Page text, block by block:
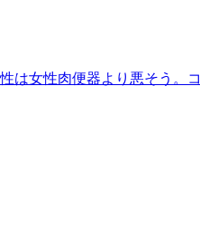
女性肉便器より悪そう。